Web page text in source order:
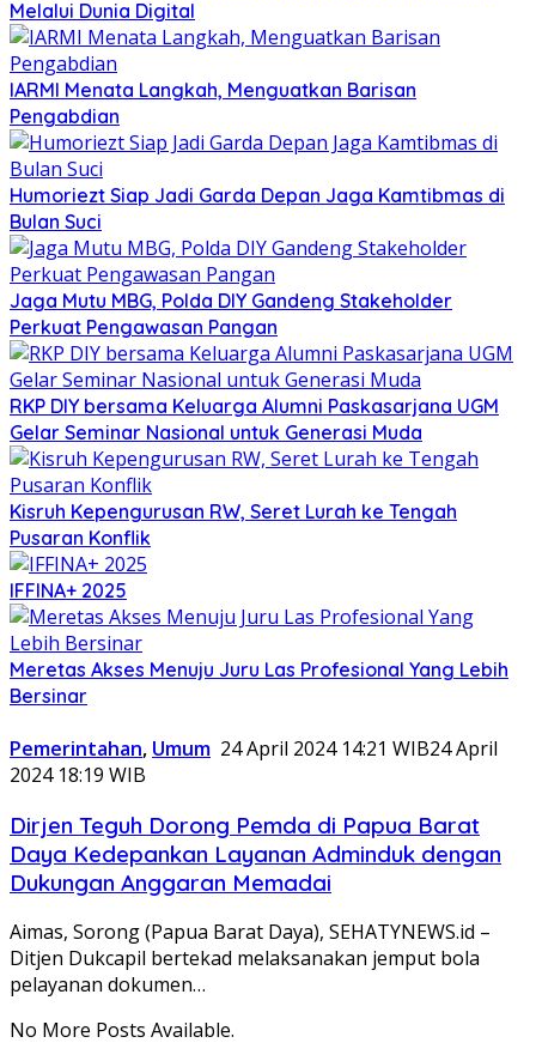
Melalui Dunia Digital
IARMI Menata Langkah, Menguatkan Barisan
Pengabdian
Humoriezt Siap Jadi Garda Depan Jaga Kamtibmas di
Bulan Suci
Jaga Mutu MBG, Polda DIY Gandeng Stakeholder
Perkuat Pengawasan Pangan
RKP DIY bersama Keluarga Alumni Paskasarjana UGM
Gelar Seminar Nasional untuk Generasi Muda
Kisruh Kepengurusan RW, Seret Lurah ke Tengah
Pusaran Konflik
IFFINA+ 2025
Meretas Akses Menuju Juru Las Profesional Yang Lebih
Bersinar
Pemerintahan, Umum 24 April 2024 14:21 WIB24 April
2024 18:19 WIB
Dirjen Teguh Dorong Pemda di Papua Barat
Daya Kedepankan Layanan Adminduk dengan
Dukungan Anggaran Memadai
Aimas, Sorong (Papua Barat Daya), SEHATYNEWS.id –
Ditjen Dukcapil bertekad melaksanakan jemput bola
pelayanan dokumen…
No More Posts Available.